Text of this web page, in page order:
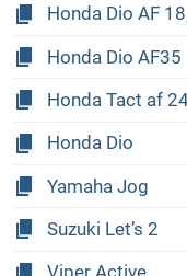
Honda Dio AF
Honda Dio AF35
Honda Tact af
Honda Dio
Yamaha Jog
Suzuki Let’s 2